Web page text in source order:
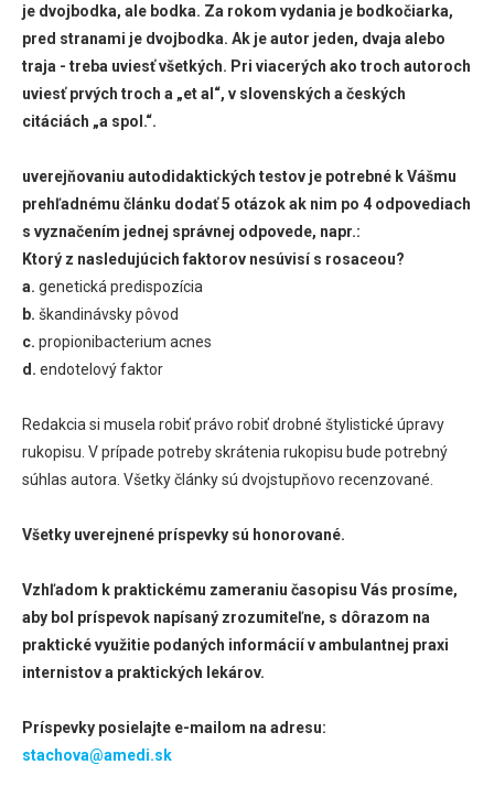
je dvojbodka, ale bodka. Za rokom vydania je bodkočiarka,
pred stranami je dvojbodka. Ak je autor jeden, dvaja alebo
traja - treba uviesť všetkých. Pri viacerých ako troch autoroch
uviesť prvých troch a „et al“, v slovenských a českých
citáciách „a spol.“.
uverejňovaniu autodidaktických testov je potrebné k Vášmu
prehľadnému článku dodať 5 otázok ak nim po 4 odpovediach
s vyznačením jednej správnej odpovede, napr.:
Ktorý z nasledujúcich faktorov nesúvisí s rosaceou?
a. genetická predispozícia
b. škandinávsky pôvod
c. propionibacterium acnes
d. endotelový faktor
Redakcia si musela robiť právo robiť drobné štylistické úpravy
rukopisu. V prípade potreby skrátenia rukopisu bude potrebný
súhlas autora. Všetky články sú dvojstupňovo recenzované.
Všetky uverejnené príspevky sú honorované.
Vzhľadom k praktickému zameraniu časopisu Vás prosíme,
aby bol príspevok napísaný zrozumiteľne, s dôrazom na
praktické využitie podaných informácií v ambulantnej praxi
internistov a praktických lekárov.
Príspevky posielajte e-mailom na adresu:
stachova@amedi.sk